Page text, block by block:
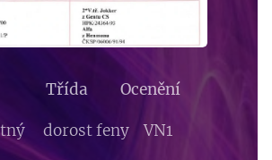
Třída Ocenění
dorost feny VN1